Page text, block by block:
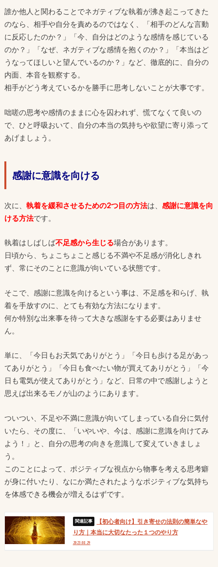
誰か他人と関わることでネガティブな執着が沸き起こってきた
のなら、相手や自分を責めるのではなく、「相手のどんな言動
に反応したのか？」「今、自分はどのような感情を感じている
のか？」「なぜ、ネガティブな感情を抱くのか？」「本当はど
うなってほしいと望んでいるのか？」など、徹底的に、自分の
内面、本音を観察する。
相手がどう考えているかを勝手に思考しないことが大事です。
咄嗟の思考や感情のままに心を囚われず、慌てなくて良いの
で、ひと呼吸おいて、自分の本当の気持ちや欲望に寄り添って
あげましょう。
感謝に意識を向ける
次に、 執着を緩和させるための2つ目の方法は、 感謝に意識を向
ける方法です。
執着はしばしば不足感から生じる場合があります。
日頃から、ちょこちょこと感じる不満や不足感が消化しきれ
ず、常にそのことに意識が向いている状態です。
そこで、感謝に意識を向けるという事は、不足感を和らげ、執
着を手放すのに、とても有効な方法になります。
何か特別な出来事を待って大きな感謝をする必要はありませ
ん。
単に、「今日もお天気でありがとう」「今日も歩ける足があっ
てありがとう」「今日も食べたい物が買えてありがとう」「今
日も電気が使えてありがとう」など、日常の中で感謝しようと
思えば出来るモノが山のようにあります。
ついつい、不足や不満に意識が向いてしまっている自分に気付
いたら、その度に、「いやいや、今は、感謝に意識を向けてみ
よう！」と、自分の思考の向きを意識して変えていきましょ
う。
このことによって、ポジティブな視点から物事を考える思考癖
が身に付いたり、なにか満たされたようなポジティブな気持ち
を体感できる機会が増えるはずです。
【初心者向け】引き寄せの法則の簡単なや
り方｜本当に大切なたった１つのやり方
2023.08.29